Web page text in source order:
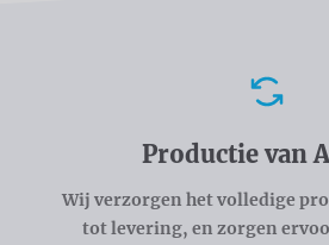
Productie van
Wij verzorgen het volledige
tot levering, en zorgen